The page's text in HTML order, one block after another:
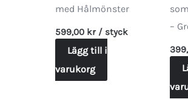
med Hålmönster
599,00 kr/ styck
Lägg till i
varukorg
–